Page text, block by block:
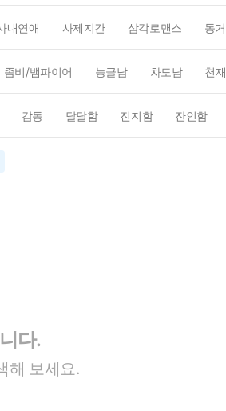
내연애 사제지간 삼각로맨스 동거
좀비/뱀파이어 능글남 차도남 천재
감동 달달함 진지함 잔인함
다.
해 보세요.